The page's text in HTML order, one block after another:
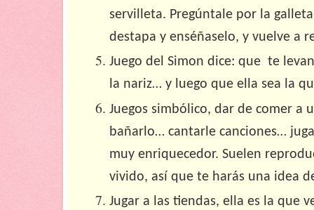
servilleta. Pregúntale por la
destapa y enséñaselo, y vuelve a
Juego del Simon dice: que te
la nariz… y luego que ella sea la
Juegos simbólico, dar de comer a
bañarlo… cantarle canciones…
muy enriquecedor. Suelen
vivido, así que te harás una idea
Jugar a las tiendas, ella es la que